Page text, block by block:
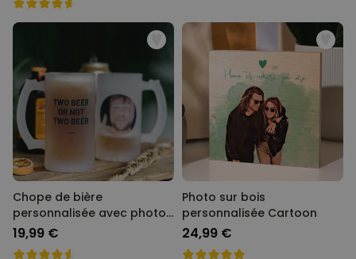
Chope de bière
personnalisée avec photo
et texte
19,99 €
Photo sur bois
personnalisée Cartoon
24,99 €